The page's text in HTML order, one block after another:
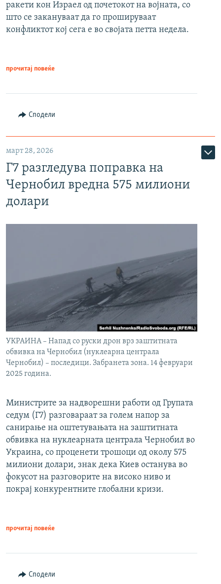
ракети кон Израел од почетокот на војната, со
што се закануваат да го прошируваат
конфликтот кој сега е во својата петта недела.
прочитај повеќе
Сподели
март 28, 2026
Г7 разгледува поправка на
Чернобил вредна 575 милиони
долари
УКРАИНА – Напад со руски дрон врз заштитната
обвивка на Чернобил (нуклеарна централа
Чернобил) – последици. Забранета зона. 14 февруари
2025 година.
Министрите за надворешни работи од Групата
седум (Г7) разговараат за голем напор за
санирање на оштетувањата на заштитната
обвивка на нуклеарната централа Чернобил во
Украина, со проценети трошоци од околу 575
милиони долари, знак дека Киев останува во
фокусот на разговорите на високо ниво и
покрај конкурентните глобални кризи.
прочитај повеќе
Сподели